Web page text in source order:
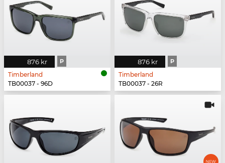
876 kr P
Timberland
TB00037 - 96D
876 kr P
Timberland
TB00037 - 26R